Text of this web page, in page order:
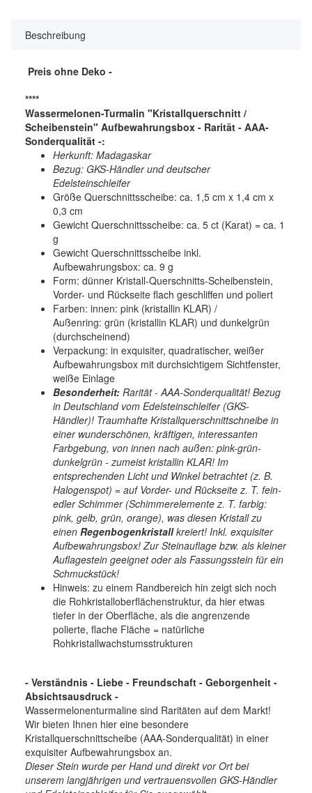
Beschreibung
Preis ohne Deko -
****
Wassermelonen-Turmalin "Kristallquerschnitt /
Scheibenstein" Aufbewahrungsbox - Rarität - AAA-
Sonderqualität -:
Herkunft: Madagaskar
Bezug: GKS-Händler und deutscher
Edelsteinschleifer
Größe Querschnittsscheibe: ca. 1,5 cm x 1,4 cm x
0,3 cm
Gewicht Querschnittsscheibe: ca. 5 ct (Karat) = ca. 1
g
Gewicht Querschnittsscheibe inkl.
Aufbewahrungsbox: ca. 9 g
Form: dünner Kristall-Querschnitts-Scheibenstein,
Vorder- und Rückseite flach geschliffen und poliert
Farben: innen: pink (kristallin KLAR) /
Außenring: grün (kristallin KLAR) und dunkelgrün
(durchscheinend)
Verpackung: in exquisiter, quadratischer, weißer
Aufbewahrungsbox mit durchsichtigem Sichtfenster,
weiße Einlage
Besonderheit: Rarität - AAA-Sonderqualität! Bezug
in Deutschland vom Edelsteinschleifer (GKS-
Händler)! Traumhafte Kristallquerschnittschneibe in
einer wunderschönen, kräftigen, interessanten
Farbgebung, von innen nach außen: pink-grün-
dunkelgrün - zumeist kristallin KLAR! Im
entsprechenden Licht und Winkel betrachtet (z. B.
Halogenspot) = auf Vorder- und Rückseite z. T. fein-
edler Schimmer (Schimmerelemente z. T. farbig:
pink, gelb, grün, orange), was diesen Kristall zu
einen Regenbogenkristallkreiert! Inkl. exquisiter
Aufbewahrungsbox! Zur Steinauflage bzw. als kleiner
Auflagestein geeignet oder als Fassungsstein für ein
Schmuckstück!
Hinweis: zu einem Randbereich hin zeigt sich noch
die Rohkristalloberflächenstruktur, da hier etwas
tiefer in der Oberfläche, als die angrenzende
polierte, flache Fläche = natürliche
Rohkristallwachstumsstrukturen
- Verständnis - Liebe - Freundschaft - Geborgenheit -
Absichtsausdruck -
Wassermelonenturmaline sind Raritäten auf dem Markt!
Wir bieten Ihnen hier eine besondere
Kristallquerschnittscheibe (AAA-Sonderqualität) in einer
exquisiter Aufbewahrungsbox an.
Dieser Stein wurde per Hand und direkt vor Ort bei
unserem langjährigen und vertrauensvollen GKS-Händler